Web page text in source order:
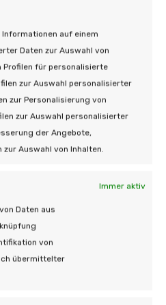
auf einem
Daten zur Auswahl von
Profilen für personalisierte
zur Auswahl personalisierter
zur Personalisierung von
zur Auswahl personalisierter
der Angebote,
Auswahl von Inhalten.
Immer aktiv
Daten aus
von
übermittelter
Sie da!
oder benötigen Sie
eine Nachricht,
gerne darum